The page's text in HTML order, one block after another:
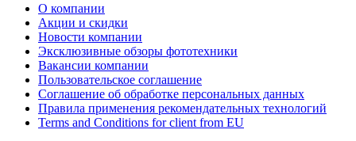
О компании
Акции и скидки
Новости компании
Эксклюзивные обзоры фототехники
Вакансии компании
Пользовательское соглашение
Соглашение об обработке персональных данных
Правила применения рекомендательных технологий
Terms and Conditions for client from EU